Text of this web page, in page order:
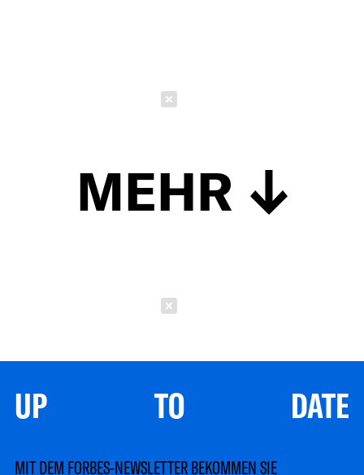
MEHR
UP TO DATE
MIT DEM FORBES-NEWSLETTER BEKOMMEN SIE